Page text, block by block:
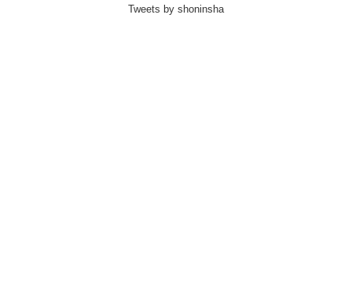
Tweets by shoninsha